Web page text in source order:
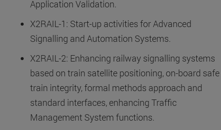
Application Validation.
X2RAIL-1: Start-up activities for Advanced
Signalling and Automation Systems.
X2RAIL-2: Enhancing railway signalling systems
based on train satellite positioning, on-board safe
train integrity, formal methods approach and
standard interfaces, enhancing Traffic
Management System functions.